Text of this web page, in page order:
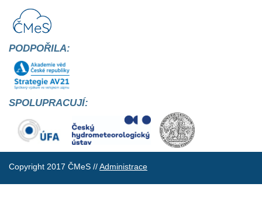
PODPOŘILA:
SPOLUPRACUJÍ:
Copyright 2017 ČMeS //Administrace